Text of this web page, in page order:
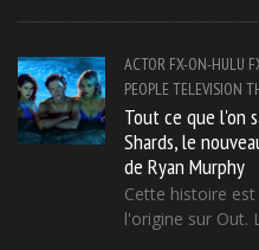
ACTOR FX-ON-HULU
PEOPLETELEVISION
Tout ce que l'on
Shards, le
de Ryan Murphy
Cette histoire
l'origine sur Out.